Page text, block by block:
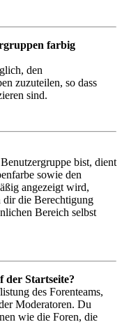
farbig
den
zuzuteilen, so dass
sind.
bist, dient
sowie den
angezeigt wird,
dir die Berechtigung
Bereich selbst
der Startseite?
des Forenteams,
Moderatoren. Du
wie die Foren, die